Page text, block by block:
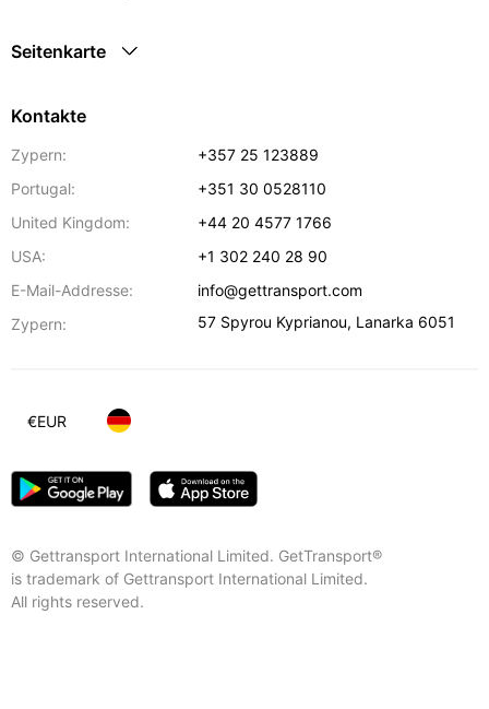
Seitenkarte
Kontakte
Zypern:
+357 25 123889
Portugal:
+351 30 0528110
United Kingdom:
+44 20 4577 1766
USA:
+1 302 240 28 90
E-Mail-Addresse:
info@gettransport.com
Zypern:
57 Spyrou Kyprianou, Lanarka 6051
© Gettransport International Limited. GetTransport®
is trademark of Gettransport International Limited.
All rights reserved.
€EUR